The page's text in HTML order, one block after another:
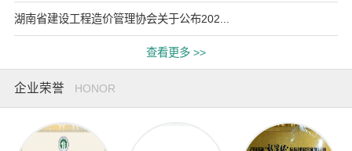
湖南省建设工程造价管理协会关于公布202...
查看更多 >>
企业荣誉 HONOR